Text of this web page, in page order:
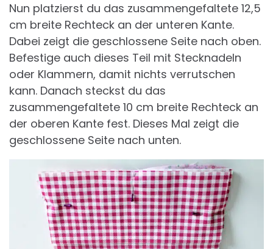
Nun platzierst du das zusammengefaltete 12,5
cm breite Rechteck an der unteren Kante.
Dabei zeigt die geschlossene Seite nach oben.
Befestige auch dieses Teil mit Stecknadeln
oder Klammern, damit nichts verrutschen
kann. Danach steckst du das
zusammengefaltete 10 cm breite Rechteck an
der oberen Kante fest. Dieses Mal zeigt die
geschlossene Seite nach unten.